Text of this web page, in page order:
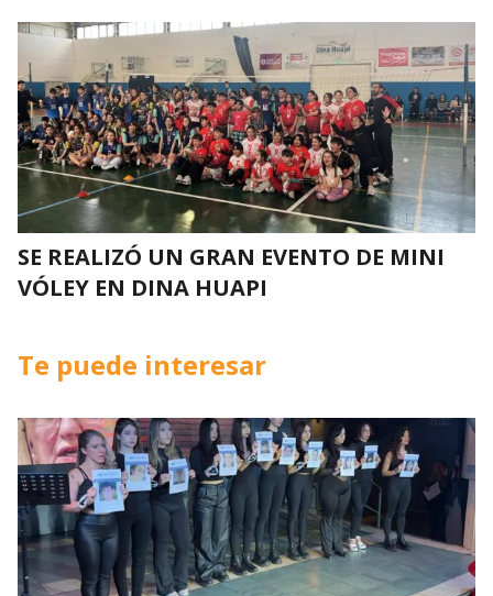
SE REALIZÓ UN GRAN EVENTO DE MINI
VÓLEY EN DINA HUAPI
Te puede interesar